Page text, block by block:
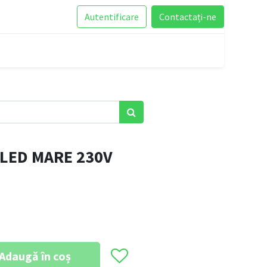
Autentificare Contactați-ne
MARE 230V
în coș